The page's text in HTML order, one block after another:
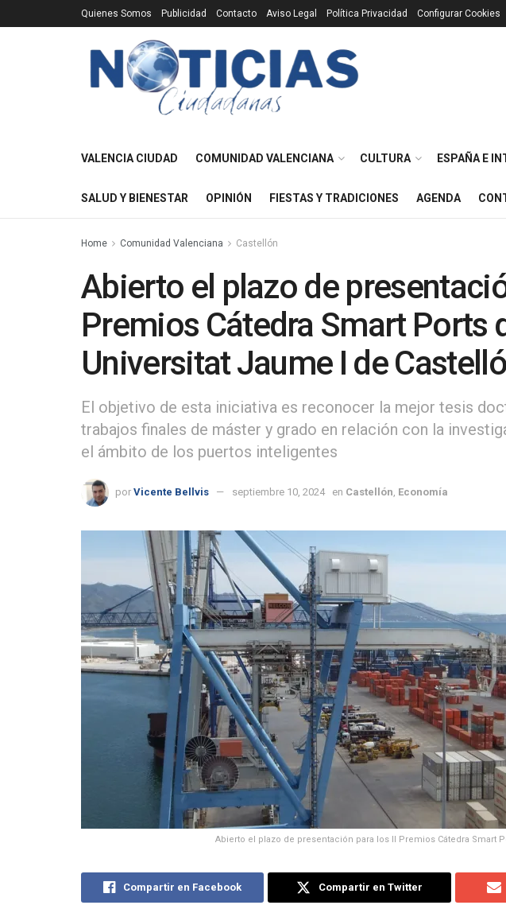
Quienes Somos Publicidad Contacto Aviso Legal Política Privacidad Configurar Cookies
VALENCIA CIUDAD COMUNIDAD VALENCIANA CULTURA ESPAÑA E
SALUD Y BIENESTAR OPINIÓN FIESTAS Y TRADICIONES AGENDA
Home Comunidad Valenciana Castellón
Abierto el plazo de
Premios Cátedra Smart Ports
Universitat Jaume I de Castelló
El objetivo de esta iniciativa es reconocer la mejor tesis
trabajos finales de máster y grado en relación con la
el ámbito de los puertos inteligentes
por Vicente Bellvis septiembre 10, 2024 en Castellón Economía
Abierto el plazo de presentación para los II Premios Cátedra Smart
Compartir en Facebook Compartir en Twitter